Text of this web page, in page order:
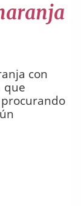
con
que